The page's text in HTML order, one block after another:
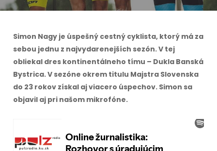
Simon Nagy je úspešný cestný cyklista, ktorý má za
sebou jednu z najvydarenejších sezón. V tej
obliekal dres kontinentálneho tímu – Dukla Banská
Bystrica. V sezóne okrem titulu Majstra Slovenska
do 23 rokov získal aj viacero úspechov. Simon sa
objavil aj pri našom mikrofóne.